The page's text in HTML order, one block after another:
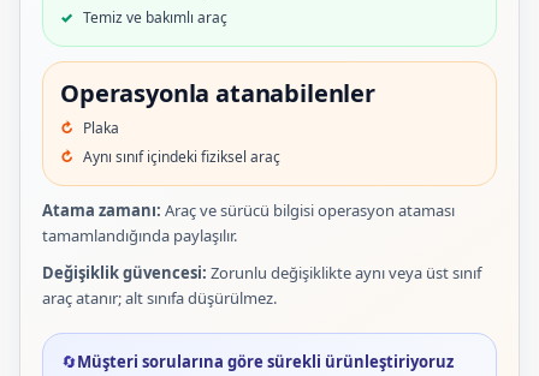
Temiz ve bakımlı araç
Operasyonla atanabilenler
Plaka
Aynı sınıf içindeki fiziksel araç
Atama zamanı: Araç ve sürücü bilgisi operasyon ataması
tamamlandığında paylaşılır.
Değişiklik güvencesi: Zorunlu değişiklikte aynı veya üst sınıf
araç atanır; alt sınıfa düşürülmez.
🔄Müşteri sorularına göre sürekli ürünleştiriyoruz